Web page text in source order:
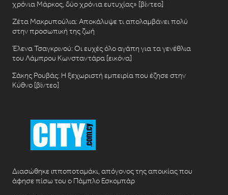
χρόνια Μάρκος, δύο χρόνια ευτυχίας» [βίντεο]
Ζέτα Μακρυπούλια: Αποκάλυψε τι απολαμβάνει πολύ
στην προσωπική της ζωή
Έλενα Τσαγκρινού: Οι ευχές όλο αγάπη για τα γενέθλια
του Λάμπρου Κωνσταντάρα [εικόνα]
Σάκης Ρουβάς: Η ξεχωριστή εμπειρία που έζησε στην
Κύθνο [βίντεο]
Διασώθηκε ιπποποταμάκι, απόγονος της αποικίας που
άφησε πίσω του ο Πάμπλο Εσκομπάρ